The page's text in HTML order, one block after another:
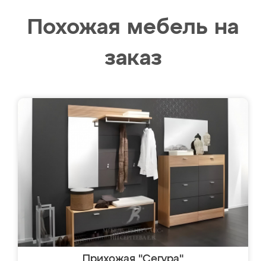
Похожая мебель на
заказ